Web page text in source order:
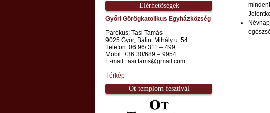
Elérhetőségek
Győri Görögkatolikus Egyházközség
Parókus: Tasi Tamás
9025 Győr, Bálint Mihály u. 54.
Telefon: 06 96/ 311 – 499
Mobil: +36 30/689 – 9954
E-mail: tasi.tams@gmail.com
Térkép
Öt templom fesztivál